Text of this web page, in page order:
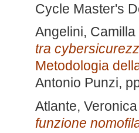
Cycle Master's
Angelini, Camilla
tra
Metodologia
Antonio Punzi,
Atlante, Veronica
funzione